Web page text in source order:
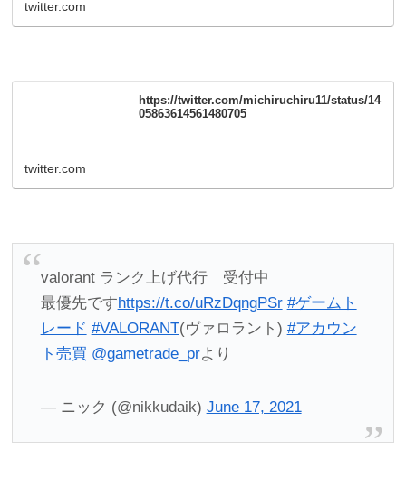
twitter.com
https://twitter.com/michiruchiru11/status/14
05863614561480705
twitter.com
valorant ランク上げ代行 受付中
最優先ですhttps://t.co/uRzDqngPSr #ゲームト
レード #VALORANT(ヴァロラント) #アカウン
ト売買 @gametrade_prより
— ニック (@nikkudaik) June 17, 2021